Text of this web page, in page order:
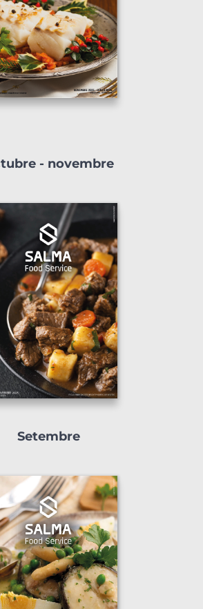
- novembre
Setembre